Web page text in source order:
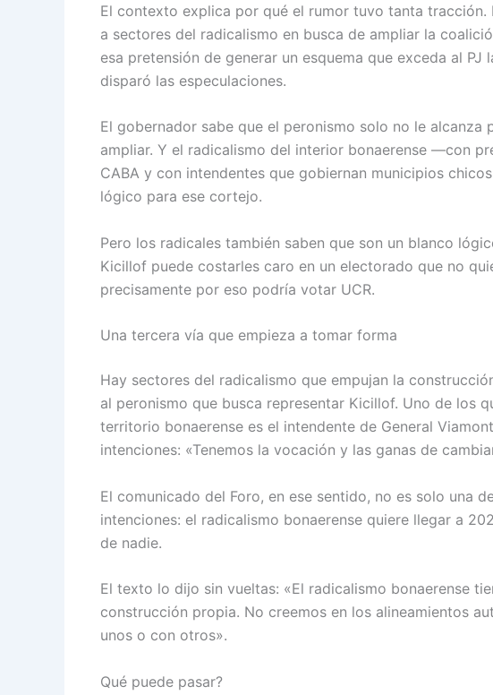
El contexto explica por qué el rumor tuvo tanta
a sectores del radicalismo en busca de ampliar la
esa pretensión de generar un esquema que exceda al
disparó las especulaciones.
El gobernador sabe que el peronismo solo no le alcanza
ampliar. Y el radicalismo del interior bonaerense —con
CABA y con intendentes que gobiernan municipios
lógico para ese cortejo.
Pero los radicales también saben que son un blanco
Kicillof puede costarles caro en un electorado que no
precisamente por eso podría votar UCR.
Una tercera vía que empieza a tomar forma
Hay sectores del radicalismo que empujan la
al peronismo que busca representar Kicillof. Uno de los
territorio bonaerense es el intendente de General
intenciones: «Tenemos la vocación y las ganas de
El comunicado del Foro, en ese sentido, no es solo una
intenciones: el radicalismo bonaerense quiere llegar a
de nadie.
El texto lo dijo sin vueltas: «El radicalismo bonaerense
construcción propia. No creemos en los alineamientos
unos o con otros».
Qué puede pasar?